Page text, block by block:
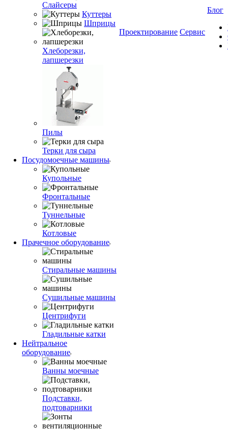
Слайсеры
Куттеры
Шприцы
Хлеборезки,
лапшерезки
Пилы
Терки для сыра
Посудомоечные машины
Купольные
Фронтальные
Туннельные
Котловые
Прачечное оборудование
Стиральные машины
Сушильные машины
Центрифуги
Гладильные катки
Нейтральное
оборудование
Ванны моечные
Подставки,
подтоварники
Проектирование Сервис
Блог